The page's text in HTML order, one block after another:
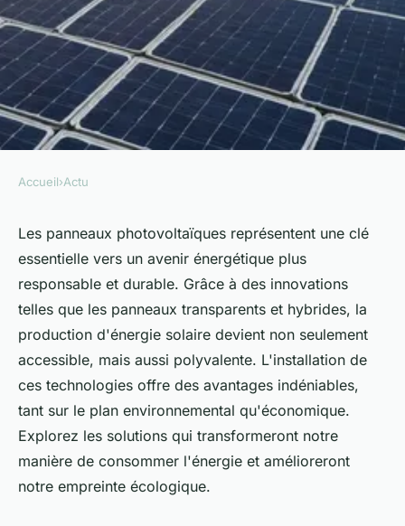
Panneau photovoltaïque :
l'avenir énergétique
responsable vous attend
Mélina•17 janvier 2025• 5 min de lecture
Accueil›Actu
Les panneaux photovoltaïques représentent une clé
essentielle vers un avenir énergétique plus
responsable et durable. Grâce à des innovations
telles que les panneaux transparents et hybrides, la
production d'énergie solaire devient non seulement
accessible, mais aussi polyvalente. L'installation de
ces technologies offre des avantages indéniables,
tant sur le plan environnemental qu'économique.
Explorez les solutions qui transformeront notre
manière de consommer l'énergie et amélioreront
notre empreinte écologique.